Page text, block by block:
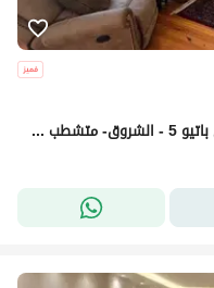
توين هاوس بالجاردن للبيع بموقع مميز فى باتيو 5 - الشروق- متشطب بالكامل بالتكييفات - El Patio 5